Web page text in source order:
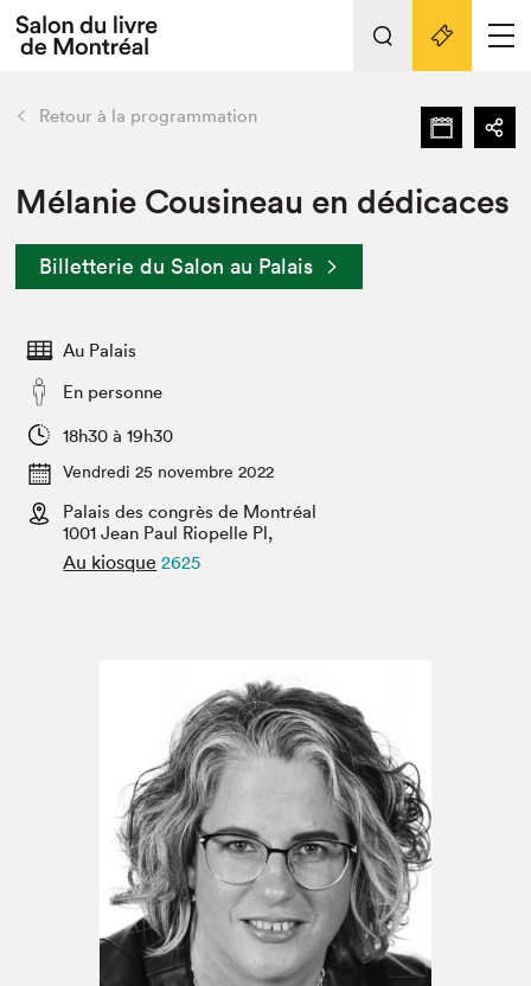
Espace exposant⋅e⋅s
Espace enseignant·e·s
Espace médias
L'événement
Préparer sa visite au Salon
Actualités
SLM PRO
retour Nos activités
Préparer sa visite
Salon dans la ville et en ligne
Projets partenaires
Liens pratiques
Retour à la programmation
Mélanie Cousineau en dédicaces
Billetterie du Salon au Palais
Au Palais
En personne
18h30 à 19h30
Vendredi 25 novembre 2022
Palais des congrès de Montréal
1001 Jean Paul Riopelle Pl,
Au kiosque 2625